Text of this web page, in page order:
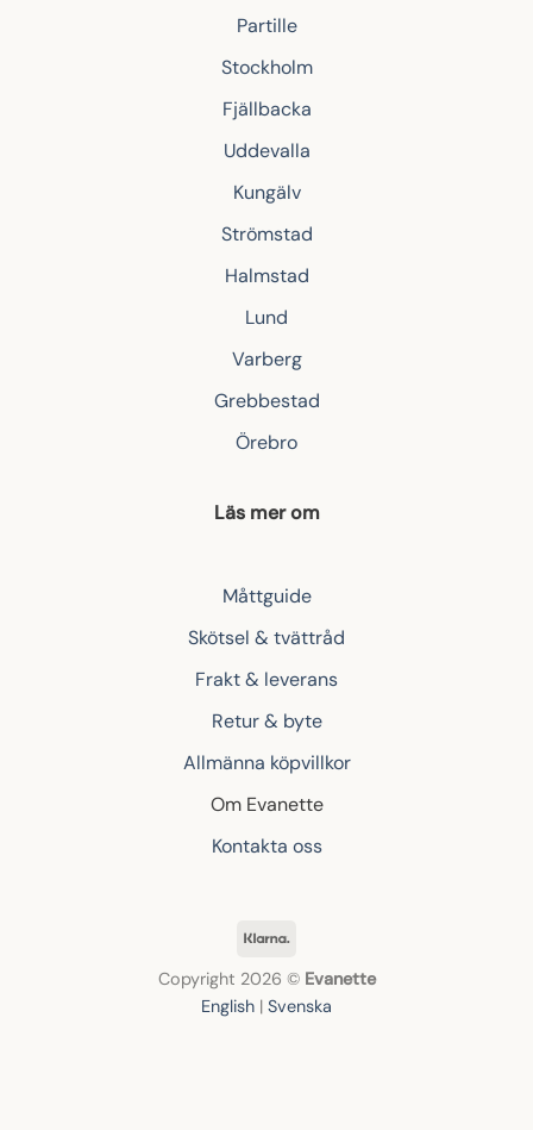
Partille
Stockholm
Fjällbacka
Uddevalla
Kungälv
Strömstad
Halmstad
Lund
Varberg
Grebbestad
Örebro
Läs mer om
Måttguide
Skötsel & tvättråd
Frakt & leverans
Retur & byte
Allmänna köpvillkor
Om Evanette
Kontakta oss
Klarna
Copyright 2026 © Evanette
English | Svenska